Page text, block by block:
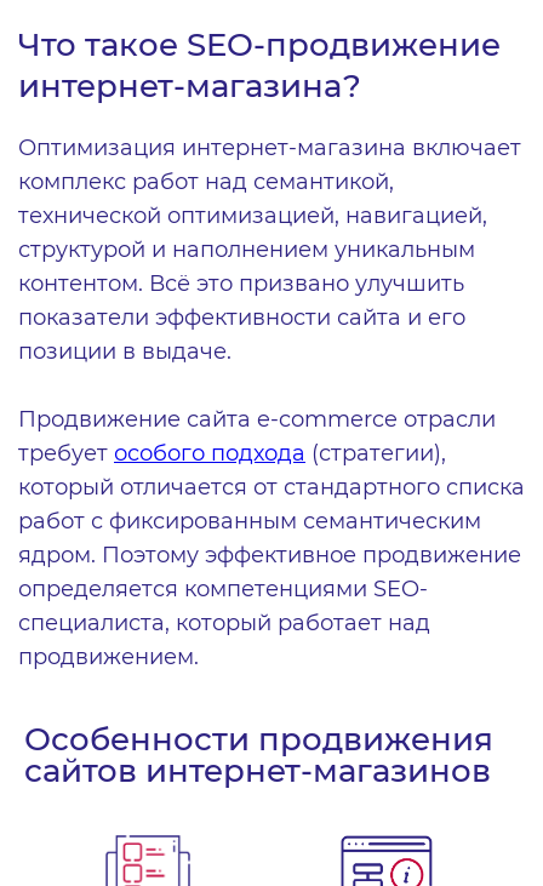
Что такое SEO-продвижение
интернет-магазина?
Оптимизация интернет-магазина включает
комплекс работ над семантикой,
технической оптимизацией, навигацией,
структурой и наполнением уникальным
контентом. Всё это призвано улучшить
показатели эффективности сайта и его
позиции в выдаче.
Продвижение сайта e-commerce отрасли
требует особого подхода (стратегии),
который отличается от стандартного списка
работ с фиксированным семантическим
ядром. Поэтому эффективное продвижение
определяется компетенциями SEO-
специалиста, который работает над
продвижением.
Особенности продвижения
сайтов интернет-магазинов